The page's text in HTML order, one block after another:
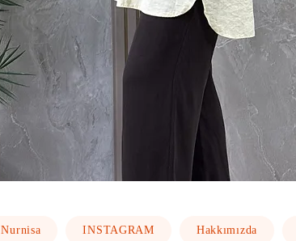
Nurnisa INSTAGRAM Hakkımızda